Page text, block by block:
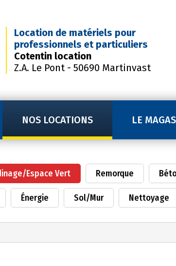
Location de matériels pour
professionnels et particuliers
Cotentin location
Z.A. Le Pont - 50690 Martinvast
NOS LOCATIONS LE
Espace Vert Remorque
Énergie Sol/Mur Nettoyage